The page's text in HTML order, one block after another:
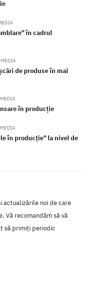
în cadrul
MEDIA
de produse în mai
în producție
în producție" la nivel de
actualizările noi de care
Vă recomandăm să vă
să primiți periodic